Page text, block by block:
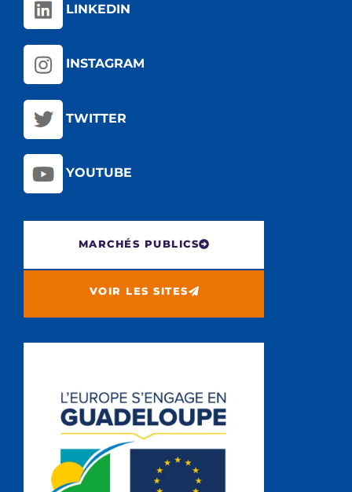
LINKEDIN
INSTAGRAM
TWITTER
YOUTUBE
MARCHÉS PUBLICS
VOIR LES SITES